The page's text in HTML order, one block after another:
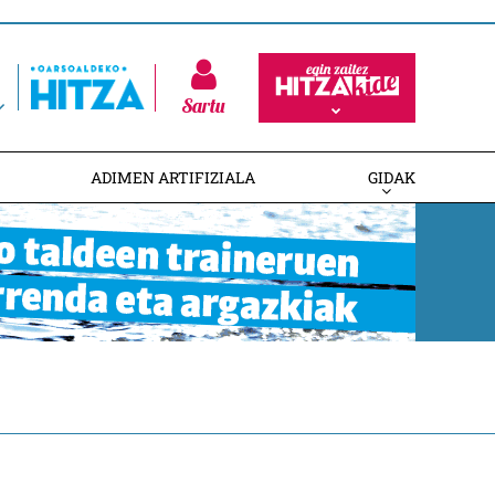
Sartu
ADIMEN ARTIFIZIALA GIDAK